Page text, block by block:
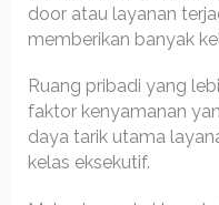
door atau layanan
memberikan banyak
Ruang pribadi yang
faktor kenyamanan
daya tarik utama
kelas eksekutif.